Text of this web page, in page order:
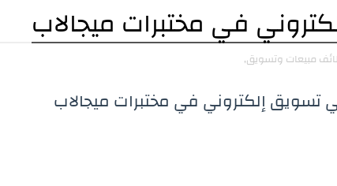
في مختبرات ميجالاب
مبيعات وتسويق,
تسويق إلكتروني في مختبرات ميجالاب